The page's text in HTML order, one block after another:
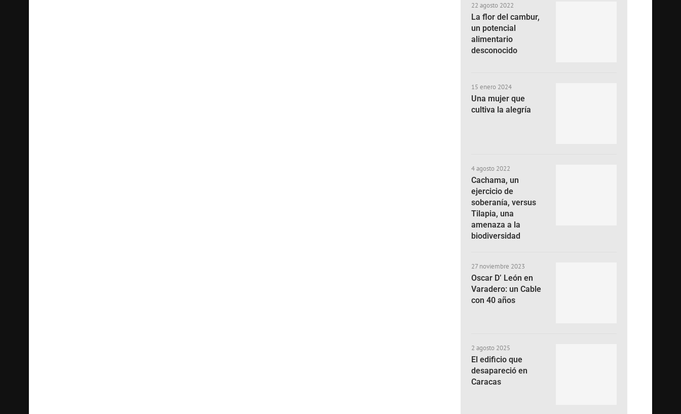
22 agosto 2022
La flor del cambur,
un potencial
alimentario
desconocido
15 enero 2024
Una mujer que
cultiva la alegría
4 agosto 2022
Cachama, un
ejercicio de
soberanía, versus
Tilapia, una
amenaza a la
biodiversidad
27 noviembre 2023
Oscar D’ León en
Varadero: un Cable
con 40 años
2 agosto 2025
El edificio que
desapareció en
Caracas